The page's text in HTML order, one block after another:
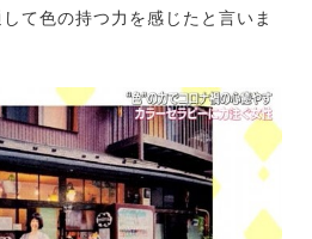
て色の持つ力を感じたと言いま